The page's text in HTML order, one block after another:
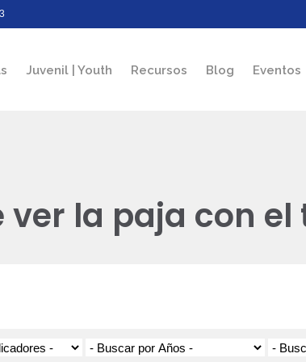
Juvenil | Youth Recursos Blog Eventos
la paja con el